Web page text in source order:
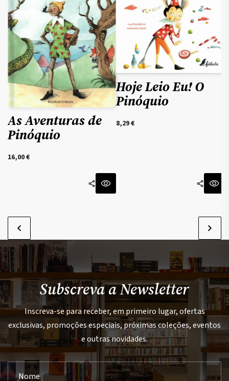
As Aventuras de
Pinóquio
16,00€
Hoje Leio Eu! O
Pinóquio
8,29€
Subscreva a Newsletter
Inscreva-se para receber, em primeiro lugar, ofertas
exclusivas, promoções especiais, próximas coleções, eventos
e outras novidades.